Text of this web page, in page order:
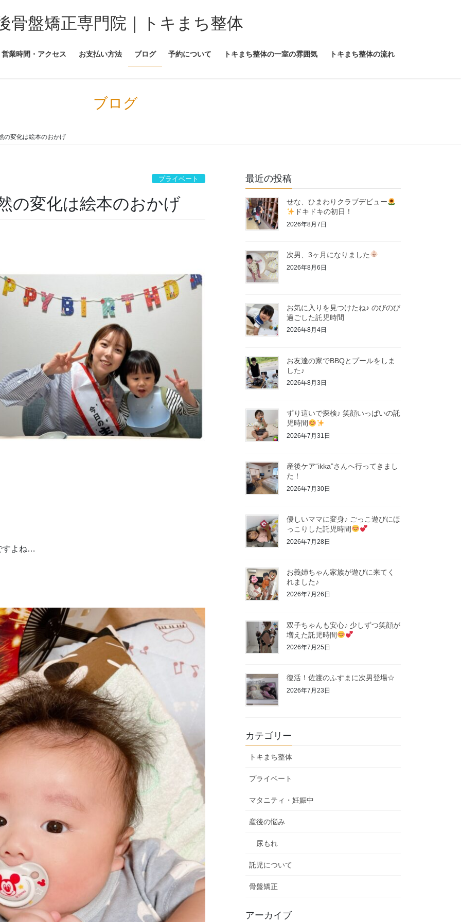
骨盤矯正専門院｜トキまち整体
営業時間・アクセス お支払い方法 ブログ 予約について トキまち整体の一室の雰囲気 トキまち整体の流れ
ブログ
の変化は絵本のおかげ
プライベート
の変化は絵本のおかげ
すよね…
最近の投稿
せな、ひまわりクラブデビュー
ドキドキの初日！
2026年8月7日
次男、3ヶ月になりました
2026年8月6日
お気に入りを見つけたね♪ のびのび
過ごした託児時間
2026年8月4日
お友達の家でBBQとプールをしま
した♪
2026年8月3日
ずり這いで探検♪ 笑顔いっぱいの託
児時間
2026年7月31日
産後ケア“ikka”さんへ行ってきまし
た！
2026年7月30日
優しいママに変身♪ ごっこ遊びにほ
っこりした託児時間
2026年7月28日
お義姉ちゃん家族が遊びに来てく
れました♪
2026年7月26日
双子ちゃんも安心♪ 少しずつ笑顔が
増えた託児時間
2026年7月25日
復活！佐渡のふすまに次男登場☆
2026年7月23日
カテゴリー
トキまち整体
プライベート
マタニティ・妊娠中
産後の悩み
尿もれ
託児について
骨盤矯正
アーカイブ